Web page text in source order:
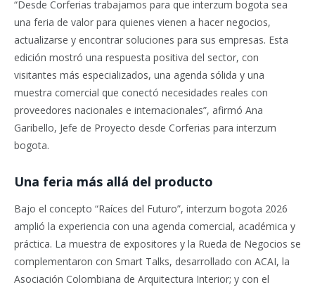
“Desde Corferias trabajamos para que interzum bogota sea
una feria de valor para quienes vienen a hacer negocios,
actualizarse y encontrar soluciones para sus empresas. Esta
edición mostró una respuesta positiva del sector, con
visitantes más especializados, una agenda sólida y una
muestra comercial que conectó necesidades reales con
proveedores nacionales e internacionales”, afirmó Ana
Garibello, Jefe de Proyecto desde Corferias para interzum
bogota.
Una feria más allá del producto
Bajo el concepto “Raíces del Futuro”, interzum bogota 2026
amplió la experiencia con una agenda comercial, académica y
práctica. La muestra de expositores y la Rueda de Negocios se
complementaron con Smart Talks, desarrollado con ACAI, la
Asociación Colombiana de Arquitectura Interior; y con el